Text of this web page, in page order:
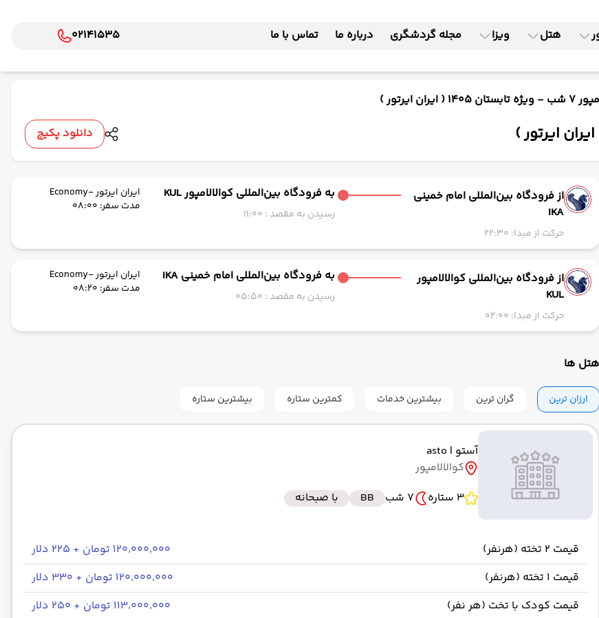
هتل ویزا مجله گردشگری درباره ما تماس با ما 02141535
ایران ایرتور )
دانلود پکیج
از فرودگاه بین‌المللی امام خمینی
IKA
حرکت از مبدا: 22:30
به فرودگاه بین‌المللی کوالالامپور KUL
رسیدن به مقصد : 11:00
ایران ایرتور -Economy
مدت سفر: 08:00
از فرودگاه بین‌المللی کوالالامپور
KUL
حرکت از مبدا: 02:00
به فرودگاه بین‌المللی امام خمینی IKA
رسیدن به مقصد : 05:50
ایران ایرتور -Economy
مدت سفر: 08:20
هتل ها
ارزان ترین گران ترین بیشترین خدمات کمترین ستاره بیشترین ستاره
آستو | asto
کوالالامپور
3 ستاره
7 شب BB با صبحانه
قیمت 2 تخته (هرنفر)
۱۲۰٬۰۰۰٬۰۰۰ تومان + ۲۲۵ دلار
قیمت 1 تخته (هرنفر)
۱۲۰٬۰۰۰٬۰۰۰ تومان + ۳۳۰ دلار
قیمت کودک با تخت (هر نفر)
۱۱۳٬۰۰۰٬۰۰۰ تومان + ۲۵۰ دلار